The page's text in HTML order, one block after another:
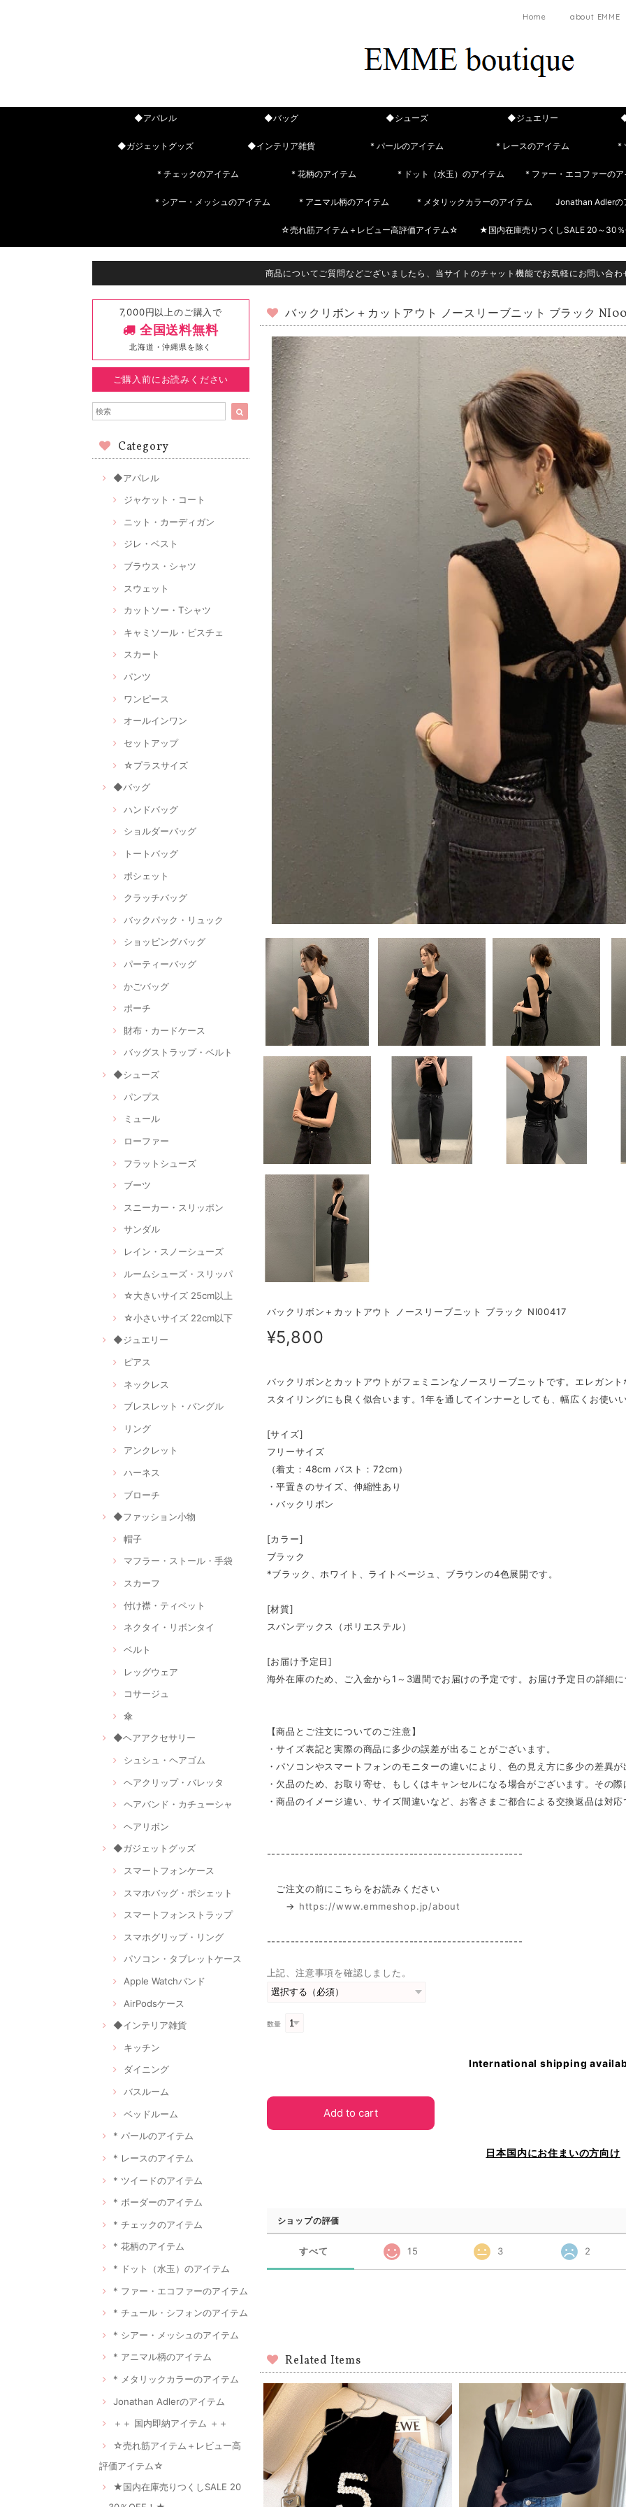
Home about EMME
◆アパレル ◆バッグ ◆シューズ ◆ジュエリー
◆ガジェットグッズ ◆インテリア雑貨 * パールのアイテム * レースのアイテム *
* チェックのアイテム * 花柄のアイテム * ドット（水玉）のアイテム * ファー・エコファーのア
* シアー・メッシュのアイテム * アニマル柄のアイテム * メタリックカラーのアイテム Jonathan Adlerの
☆売れ筋アイテム＋レビュー高評価アイテム☆ ★国内在庫売りつくしSALE 20～30
商品についてご質問などございましたら、当サイトのチャット機能でお気軽にお問い合
7,000円以上のご購入で
全国送料無料
北海道・沖縄県を除く
ご購入前にお読みください
Category
◆アパレル
ジャケット・コート
ニット・カーディガン
ジレ・ベスト
ブラウス・シャツ
スウェット
カットソー・Tシャツ
キャミソール・ビスチェ
スカート
パンツ
ワンピース
オールインワン
セットアップ
☆プラスサイズ
◆バッグ
ハンドバッグ
ショルダーバッグ
トートバッグ
ポシェット
クラッチバッグ
バックパック・リュック
ショッピングバッグ
パーティーバッグ
かごバッグ
ポーチ
財布・カードケース
バッグストラップ・ベルト
◆シューズ
パンプス
ミュール
ローファー
フラットシューズ
ブーツ
スニーカー・スリッポン
サンダル
レイン・スノーシューズ
ルームシューズ・スリッパ
☆大きいサイズ 25cm以上
☆小さいサイズ 22cm以下
◆ジュエリー
ピアス
ネックレス
ブレスレット・バングル
リング
アンクレット
ハーネス
ブローチ
◆ファッション小物
帽子
マフラー・ストール・手袋
スカーフ
付け襟・ティペット
ネクタイ・リボンタイ
ベルト
レッグウェア
コサージュ
傘
◆ヘアアクセサリー
シュシュ・ヘアゴム
ヘアクリップ・バレッタ
ヘアバンド・カチューシャ
ヘアリボン
◆ガジェットグッズ
スマートフォンケース
スマホバッグ・ポシェット
スマートフォンストラップ
スマホグリップ・リング
パソコン・タブレットケース
Apple Watchバンド
AirPodsケース
◆インテリア雑貨
キッチン
ダイニング
バスルーム
ベッドルーム
* パールのアイテム
* レースのアイテム
* ツイードのアイテム
* ボーダーのアイテム
* チェックのアイテム
* 花柄のアイテム
* ドット（水玉）のアイテム
* ファー・エコファーのアイテム
* チュール・シフォンのアイテム
* シアー・メッシュのアイテム
* アニマル柄のアイテム
* メタリックカラーのアイテム
Jonathan Adlerのアイテム
＋＋ 国内即納アイテム ＋＋
☆売れ筋アイテム＋レビュー高
評価アイテム☆
★国内在庫売りつくしSALE 20
バックリボン＋カットアウト ノースリーブニット ブラック
バックリボン＋カットアウト ノースリーブニット ブラック NI00417
¥5,800
バックリボンとカットアウトがフェミニンなノースリーブニットです。エレガン
スタイリングにも良く似合います。1年を通してインナーとしても、幅広くお使い
[サイズ]
フリーサイズ
（着丈：48cm バスト：72cm）
・平置きのサイズ、伸縮性あり
・バックリボン
[カラー]
ブラック
*ブラック、ホワイト、ライトベージュ、ブラウンの4色展開です。
[材質]
スパンデックス（ポリエステル）
[お届け予定日]
海外在庫のため、ご入金から1～3週間でお届けの予定です。お届け予定日の詳細
【商品とご注文についてのご注意】
・サイズ表記と実際の商品に多少の誤差が出ることがございます。
・パソコンやスマートフォンのモニターの違いにより、色の見え方に多少の差異
・欠品のため、お取り寄せ、もしくはキャンセルになる場合がございます。その
・商品のイメージ違い、サイズ間違いなど、お客さまご都合による交換返品は対
------------------------------------------------------
ご注文の前にこちらをお読みください
→ https://www.emmeshop.jp/about
------------------------------------------------------
上記、注意事項を確認しました。
数量
International shipping
Add to cart
日本国内にお住まいの方向け
ショップの評価
すべて 15 3 2
Related Items